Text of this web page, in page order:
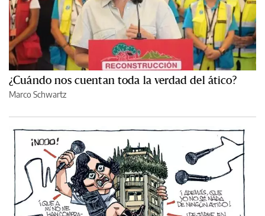
¿Cuándo nos cuentan toda la verdad del ático?
Marco Schwartz